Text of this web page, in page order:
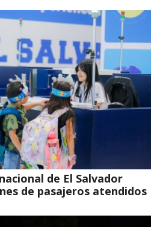
de El Salvador
de pasajeros atendidos